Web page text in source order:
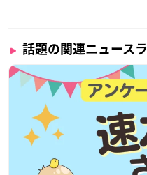
話題の関連ニュース